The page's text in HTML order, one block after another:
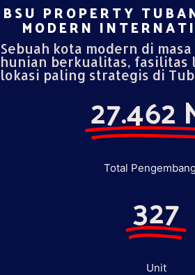
BSU PROPERTY
MODERN
Sebuah kota modern di
hunian berkualitas, fasilitas
lokasi paling strategis di
27.462
Total
327
Unit